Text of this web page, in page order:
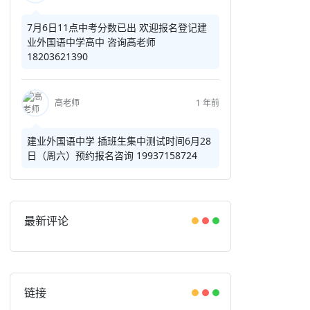
7月6日11点中考分数已出 欢迎报名登记建
业外国语中学高中 咨询高老师
18203621390
高老师 1 年前
建业外国语中学 插班生集中测试时间6月28
日（周六）预约报名咨询 19937158724
最新评论
链接